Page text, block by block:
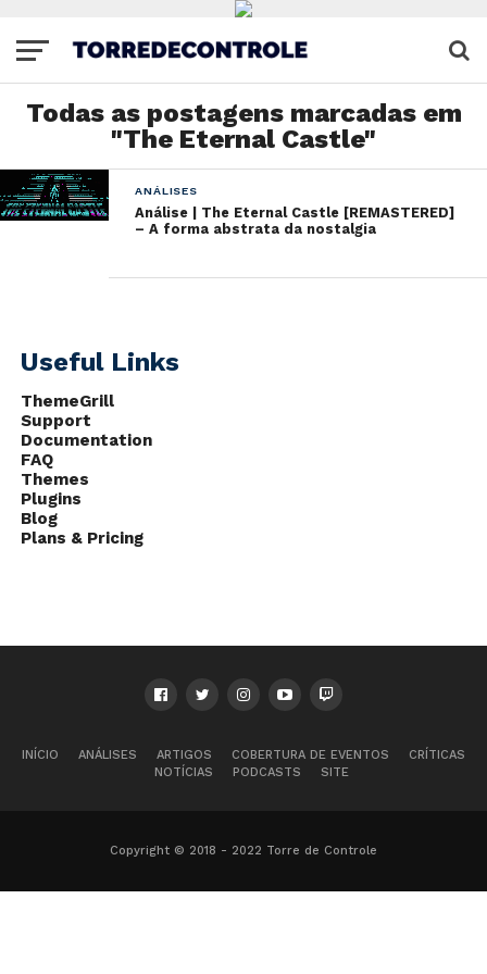
Todas as postagens marcadas em
"The Eternal Castle"
ANÁLISES
Análise | The Eternal Castle [REMASTERED]
– A forma abstrata da nostalgia
Useful Links
ThemeGrill
Support
Documentation
FAQ
Themes
Plugins
Blog
Plans & Pricing
INÍCIO ANÁLISES ARTIGOS COBERTURA DE EVENTOS
CRÍTICAS
NOTÍCIAS
PODCASTS SITE
Copyright © 2018 - 2022 Torre de Controle